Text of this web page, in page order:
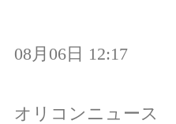
08月06日 12:17
オリコンニュース